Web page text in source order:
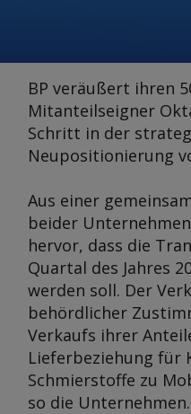
BP veräußert ihren
Mitanteilseigner
Schritt in der
Neupositionierung
Aus einer
beider
hervor, dass die
Quartal des Jahres
werden soll. Der
behördlicher
Verkaufs ihrer
Lieferbeziehung für
Schmierstoffe zu
so die Unternehmen.